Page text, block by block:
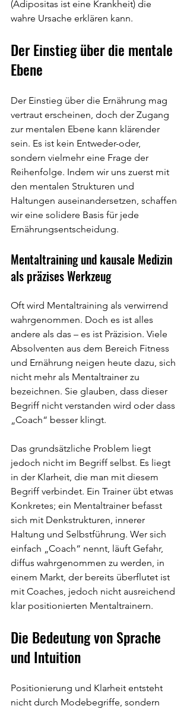
(Adipositas ist eine Krankheit) die
wahre Ursache erklären kann.
Der Einstieg über die mentale
Ebene
Der Einstieg über die Ernährung mag
vertraut erscheinen, doch der Zugang
zur mentalen Ebene kann klärender
sein. Es ist kein Entweder-oder,
sondern vielmehr eine Frage der
Reihenfolge. Indem wir uns zuerst mit
den mentalen Strukturen und
Haltungen auseinandersetzen, schaffen
wir eine solidere Basis für jede
Ernährungsentscheidung.
Mentaltraining und kausale Medizin
als präzises Werkzeug
Oft wird Mentaltraining als verwirrend
wahrgenommen. Doch es ist alles
andere als das – es ist Präzision. Viele
Absolventen aus dem Bereich Fitness
und Ernährung neigen heute dazu, sich
nicht mehr als Mentaltrainer zu
bezeichnen. Sie glauben, dass dieser
Begriff nicht verstanden wird oder dass
„Coach“ besser klingt.
Das grundsätzliche Problem liegt
jedoch nicht im Begriff selbst. Es liegt
in der Klarheit, die man mit diesem
Begriff verbindet. Ein Trainer übt etwas
Konkretes; ein Mentaltrainer befasst
sich mit Denkstrukturen, innerer
Haltung und Selbstführung. Wer sich
einfach „Coach“ nennt, läuft Gefahr,
diffus wahrgenommen zu werden, in
einem Markt, der bereits überflutet ist
mit Coaches, jedoch nicht ausreichend
klar positionierten Mentaltrainern.
Die Bedeutung von Sprache
und Intuition
Positionierung und Klarheit entsteht
nicht durch Modebegriffe, sondern